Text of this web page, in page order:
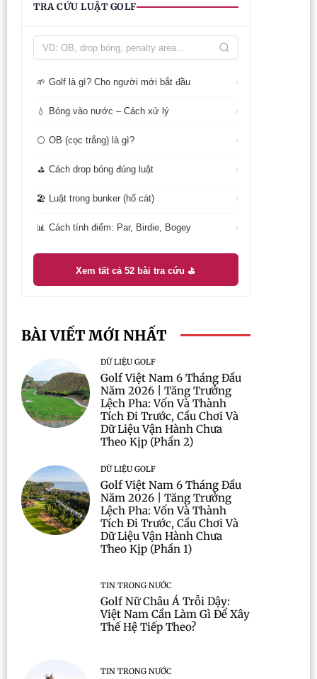
TRA CỨU LUẬT GOLF
🌱 Golf là gì? Cho người mới bắt đầu ›
💧 Bóng vào nước – Cách xử lý ›
⚪ OB (cọc trắng) là gì? ›
⛳ Cách drop bóng đúng luật ›
🏖️ Luật trong bunker (hố cát) ›
📊 Cách tính điểm: Par, Birdie, Bogey ›
Xem tất cả 52 bài tra cứu ⛳
BÀI VIẾT MỚI NHẤT
DỮ LIỆU GOLF
Golf Việt Nam 6 Tháng Đầu
Năm 2026 | Tăng Trưởng
Lệch Pha: Vốn Và Thành
Tích Đi Trước, Cầu Chơi Và
Dữ Liệu Vận Hành Chưa
Theo Kịp (Phần 2)
DỮ LIỆU GOLF
Golf Việt Nam 6 Tháng Đầu
Năm 2026 | Tăng Trưởng
Lệch Pha: Vốn Và Thành
Tích Đi Trước, Cầu Chơi Và
Dữ Liệu Vận Hành Chưa
Theo Kịp (Phần 1)
TIN TRONG NƯỚC
Golf Nữ Châu Á Trỗi Dậy:
Việt Nam Cần Làm Gì Để Xây
Thế Hệ Tiếp Theo?
TIN TRONG NƯỚC